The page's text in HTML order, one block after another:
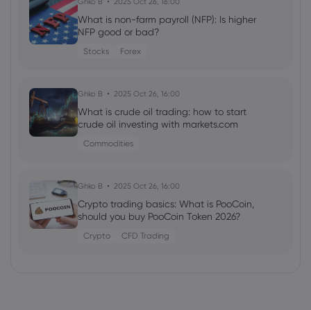
What is non-farm payroll (NFP): Is higher
NFP good or bad?
Stocks Forex
Ghko B 2025 Oct 26, 16:00
What is crude oil trading: how to start
crude oil investing with markets.com
Commodities
Ghko B 2025 Oct 26, 16:00
Crypto trading basics: What is PooCoin,
should you buy PooCoin Token 2026?
Crypto CFD Trading